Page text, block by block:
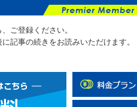
、ご登録ください。
に記事の続きをお読みいただけます。